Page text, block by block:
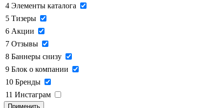
4 Элементы каталога
5 Тизеры
6 Акции
7 Отзывы
8 Баннеры снизу
9 Блок о компании
10 Бренды
11 Инстаграм
Применить